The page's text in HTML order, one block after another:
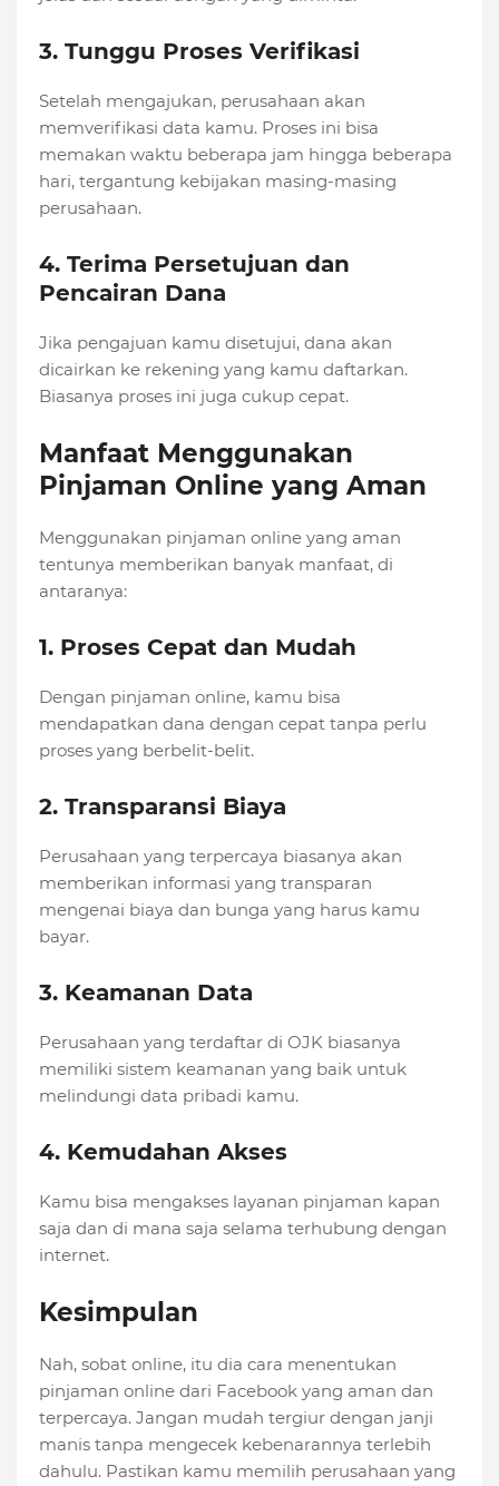
3. Tunggu Proses Verifikasi
Setelah mengajukan, perusahaan akan
memverifikasi data kamu. Proses ini bisa
memakan waktu beberapa jam hingga beberapa
hari, tergantung kebijakan masing-masing
perusahaan.
4. Terima Persetujuan dan
Pencairan Dana
Jika pengajuan kamu disetujui, dana akan
dicairkan ke rekening yang kamu daftarkan.
Biasanya proses ini juga cukup cepat.
Manfaat Menggunakan
Pinjaman Online yang Aman
Menggunakan pinjaman online yang aman
tentunya memberikan banyak manfaat, di
antaranya:
1. Proses Cepat dan Mudah
Dengan pinjaman online, kamu bisa
mendapatkan dana dengan cepat tanpa perlu
proses yang berbelit-belit.
2. Transparansi Biaya
Perusahaan yang terpercaya biasanya akan
memberikan informasi yang transparan
mengenai biaya dan bunga yang harus kamu
bayar.
3. Keamanan Data
Perusahaan yang terdaftar di OJK biasanya
memiliki sistem keamanan yang baik untuk
melindungi data pribadi kamu.
4. Kemudahan Akses
Kamu bisa mengakses layanan pinjaman kapan
saja dan di mana saja selama terhubung dengan
internet.
Kesimpulan
Nah, sobat online, itu dia cara menentukan
pinjaman online dari Facebook yang aman dan
terpercaya. Jangan mudah tergiur dengan janji
manis tanpa mengecek kebenarannya terlebih
dahulu. Pastikan kamu memilih perusahaan yang